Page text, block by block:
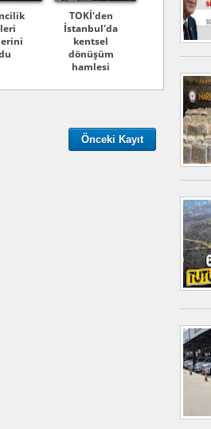
TOKİ'den
İstanbul'da
kentsel
dönüşüm
hamlesi
Önceki Kayıt